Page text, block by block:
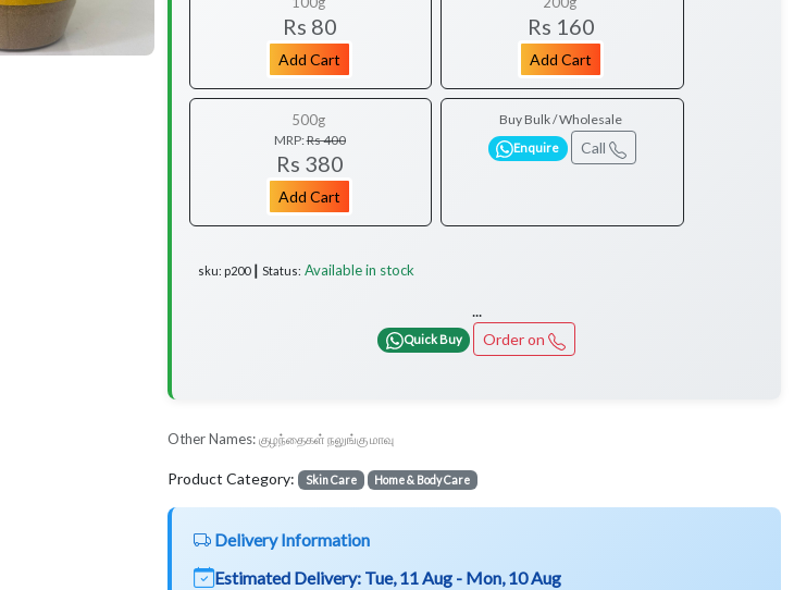
Rs 80
Add Cart
Rs 160
Add Cart
500g
MRP:Rs 400
Rs 380
Add Cart
Buy Bulk / Wholesale
Enquire Call
sku: p200 ┃ Status: Available in stock
...
Quick Buy Order on
Other Names: குழந்தைகள் நலுங்கு மாவு
Product Category: Skin Care Home & Body Care
Delivery Information
Estimated Delivery: Tue, 11 Aug - Mon, 10 Aug